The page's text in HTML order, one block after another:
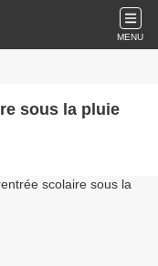
MENU
sous la pluie